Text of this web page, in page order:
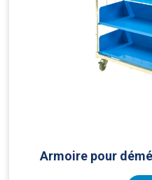
Armoire pour